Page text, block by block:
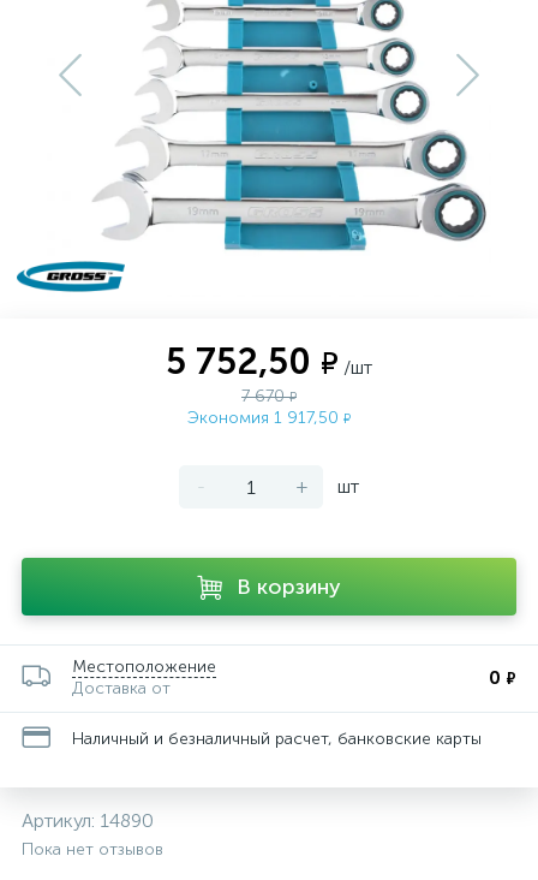
5 752,50 ₽ /шт
7 670₽
Экономия 1 917,50 ₽
- + шт
В корзину
Местоположение
Доставка от
0 ₽
Наличный и безналичный расчет, банковские карты
Артикул: 14890
Пока нет отзывов